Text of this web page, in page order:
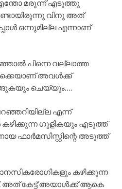
മരുന്ന് എടുത്തു
വിനു അത്
ഒന്നുമില്ല എന്നാണ്
പിന്നെ വല്ലാത്ത
അവൾക്ക്
ചെയ്യും….
എന്ന്
ഗുളികയും എടുത്ത്
ഫാർമസിസ്റ്റിന്റെ അടുത്ത്
കഴിക്കുന്ന
കേട്ട് അയാൾക്ക് ആകെ